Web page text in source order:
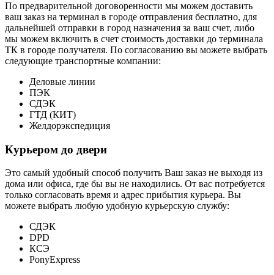
По предварительной договоренности мы можем доставить
ваш заказ на терминал в городе отправления бесплатно, для
дальнейшей отправки в город назначения за ваш счет, либо
мы можем включить в счет стоимость доставки до терминала
ТК в городе получателя. По согласованию вы можете выбрать
следующие транспортные компании:
Деловые линии
ПЭК
СДЭК
ГТД (КИТ)
Желдорэкспедиция
Курьером до двери
Это самый удобный способ получить Ваш заказ не выходя из
дома или офиса, где бы вы не находились. От вас потребуется
только согласовать время и адрес прибытия курьера. Вы
можете выбрать любую удобную курьерскую службу:
СДЭК
DPD
КСЭ
PonyExpress